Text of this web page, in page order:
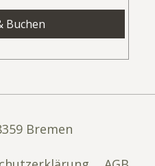
Buchen
Bremen